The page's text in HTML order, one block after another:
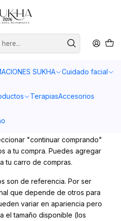
SUKHA Cuidado facial
TerapiasAccesorios
con el codigo COMPRA1
LA PAGINA WEB
ingresar a la foto del producto
"continuar comprando"
a tu compra. Puedes agregar
tu carro de compras.
son de referencia. Por ser
que depende de otros para
variar en apariencia pero
el tamaño disponible (los